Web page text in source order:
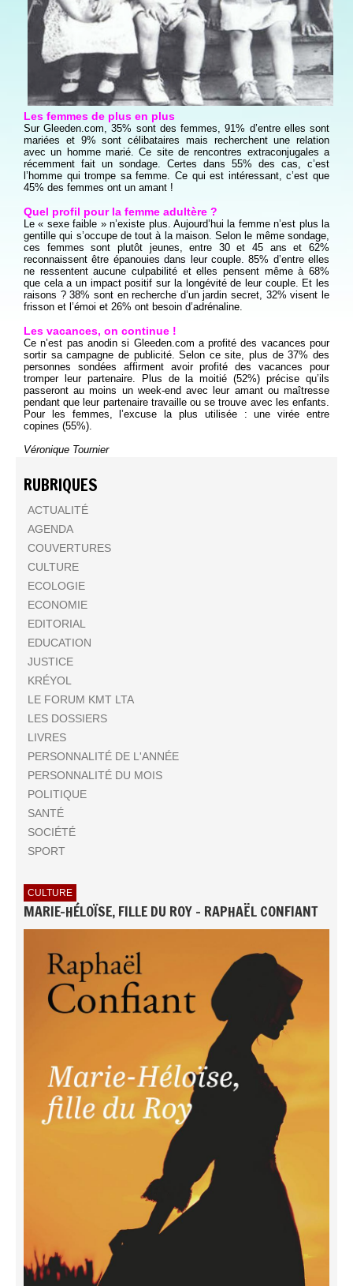
Les femmes de plus en plus
Sur Gleeden.com, 35% sont des femmes, 91% d’entre elles sont
mariées et 9% sont célibataires mais recherchent une relation
avec un homme marié. Ce site de rencontres extraconjugales a
récemment fait un sondage. Certes dans 55% des cas, c’est
l’homme qui trompe sa femme. Ce qui est intéressant, c’est que
45% des femmes ont un amant !
Quel profil pour la femme adultère ?
Le « sexe faible » n’existe plus. Aujourd’hui la femme n’est plus la
gentille qui s’occupe de tout à la maison. Selon le même sondage,
ces femmes sont plutôt jeunes, entre 30 et 45 ans et 62%
reconnaissent être épanouies dans leur couple. 85% d’entre elles
ne ressentent aucune culpabilité et elles pensent même à 68%
que cela a un impact positif sur la longévité de leur couple. Et les
raisons ? 38% sont en recherche d’un jardin secret, 32% visent le
frisson et l’émoi et 26% ont besoin d’adrénaline.
Les vacances, on continue !
Ce n’est pas anodin si Gleeden.com a profité des vacances pour
sortir sa campagne de publicité. Selon ce site, plus de 37% des
personnes sondées affirment avoir profité des vacances pour
tromper leur partenaire. Plus de la moitié (52%) précise qu’ils
passeront au moins un week-end avec leur amant ou maîtresse
pendant que leur partenaire travaille ou se trouve avec les enfants.
Pour les femmes, l’excuse la plus utilisée : une virée entre
copines (55%).
Véronique Tournier
RUBRIQUES
ACTUALITÉ
AGENDA
COUVERTURES
CULTURE
ECOLOGIE
ECONOMIE
EDITORIAL
EDUCATION
JUSTICE
KRÉYOL
LE FORUM KMT LTA
LES DOSSIERS
LIVRES
PERSONNALITÉ DE L'ANNÉE
PERSONNALITÉ DU MOIS
POLITIQUE
SANTÉ
SOCIÉTÉ
SPORT
CULTURE
MARIE-HÉLOÏSE, FILLE DU ROY - RAPHAËL CONFIANT